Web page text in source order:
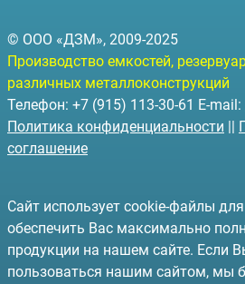
© ООО «ДЗМ», 2009-2025
Производство емкостей,
различных металлоконструкций
Телефон: +7 (915) 113-30-61 E-mail:
Политика конфиденциальности ||
соглашение
Сайт использует cookie-файлы
обеспечить Вас максимально
продукции на нашем сайте. Если
пользоваться нашим сайтом, мы